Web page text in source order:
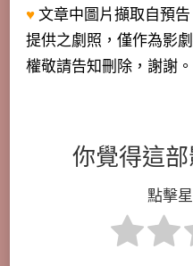
♥文章中圖片擷取自預
提供之劇照，僅作為影
權敬請告知刪除，謝謝。
你覺得這
點擊